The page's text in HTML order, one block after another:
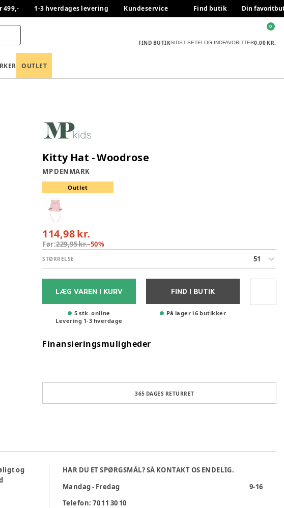
499,- 1-3 hverdages levering Kundeservice Find butik Din
FIND BUTIKSIDST SETELOG INDFAVORITTER0,00 KR.
0
OUTLET
Kitty Hat - Woodrose
MP DENMARK
Outlet
114,98 kr.
Før:229,95 kr.-50%
STØRRELSE 51
LÆG VAREN I KURV
5 stk. online
Levering 1-3 hverdage
FIND I BUTIK
På lager i 6 butikker
Finansieringsmuligheder
365 DAGES RETURRET
og
HAR DU ET SPØRGSMÅL? SÅ KONTAKT OS ENDELIG.
Mandag - Fredag
9-16
Telefon: 70 11 30 10